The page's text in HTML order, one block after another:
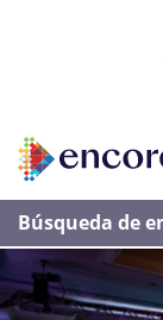
Búsqueda de